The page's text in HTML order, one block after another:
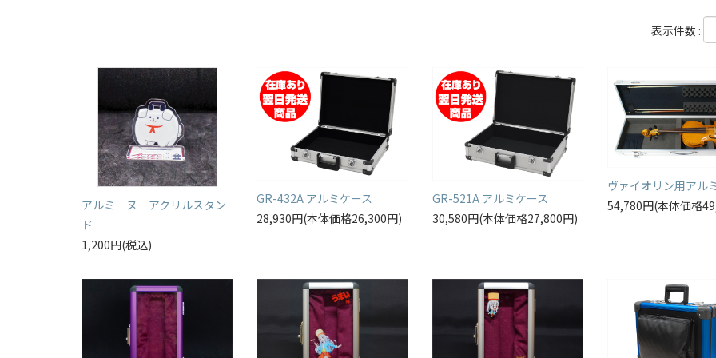
表示件数 :
アルミ―ヌ アクリルスタン
ド
1,200円(税込)
GR-432A アルミケース
28,930円(本体価格26,300円)
GR-521A アルミケース
30,580円(本体価格27,800円)
ヴァイオリン用アル
54,780円(本体価格